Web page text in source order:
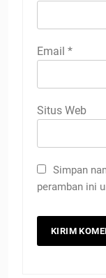
Email *
Situs Web
Simpan
peramban ini